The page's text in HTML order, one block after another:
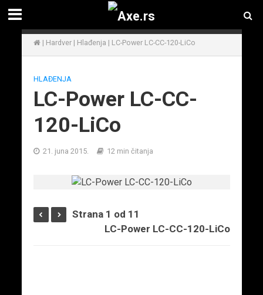
| Hardver| Hlađenja | LC-Power LC-CC-120-LiCo
HLAĐENJA
LC-Power LC-CC-
120-LiCo
21. juna 2015. 12 min čitanja
Strana 1 od 11
LC-Power LC-CC-120-LiCo